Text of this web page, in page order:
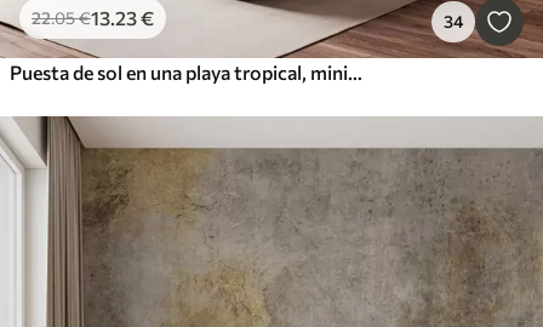
22.05€13.23€ 34
Puesta de sol en una playa tropical, minimalismo elegante y loft